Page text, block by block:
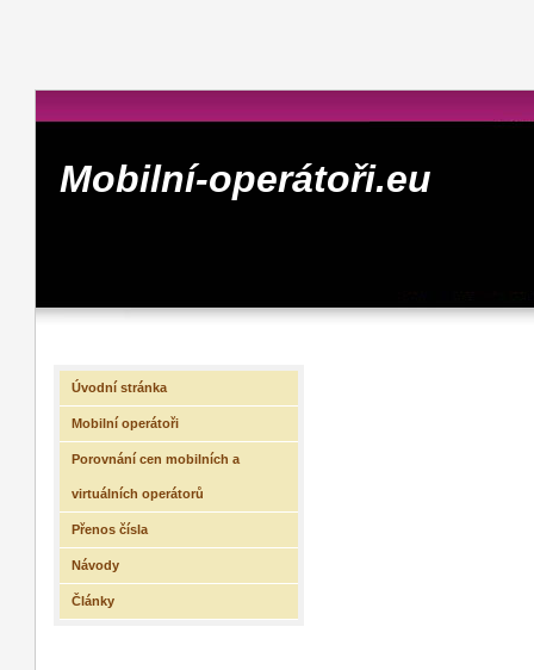
Mobilní-operátoři.eu
Úvodní stránka
Mobilní operátoři
Porovnání cen mobilních a
virtuálních operátorů
Přenos čísla
Návody
Články